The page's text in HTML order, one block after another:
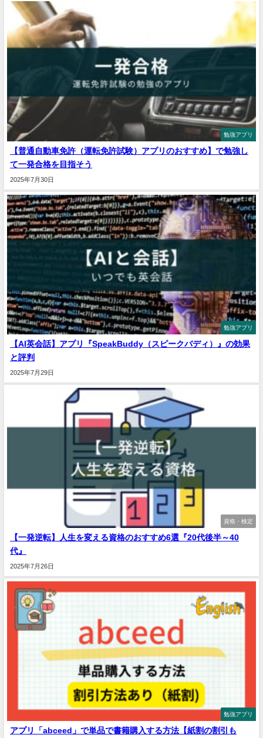
勉強アプリ
【普通自動車免許（運転免許試験）アプリのおすすめ】で勉強し
て一発合格を目指そう
2025年7月30日
勉強アプリ
【AI英会話】アプリ『SpeakBuddy（スピークバディ）』の効果
と評判
2025年7月29日
資格・検定
【一発逆転】人生を変える資格のおすすめ6選『20代後半～40
代』
2025年7月26日
勉強アプリ
アプリ「abceed」で単品で書籍購入する方法【紙割の割引も